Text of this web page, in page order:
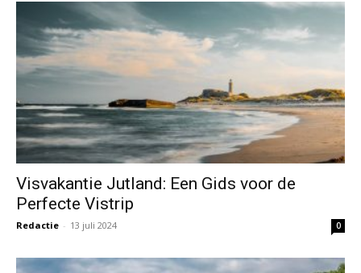
Visvakantie Jutland: Een Gids voor de
Perfecte Vistrip
Redactie - 13 juli 2024 0